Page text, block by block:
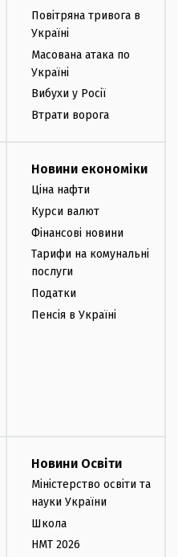
Повітряна тривога в
Україні
Масована атака по
Україні
Вибухи у Росії
Втрати ворога
Новини економіки
Ціна нафти
Курси валют
Фінансові новини
Тарифи на комунальні
послуги
Податки
Пенсія в Україні
Новини Освіти
Міністерство освіти та
науки України
Школа
НМТ 2026